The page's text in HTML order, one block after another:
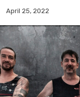
April 25, 2022